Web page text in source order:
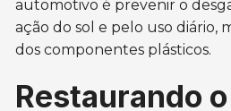
automotivo é prevenir o
ação do sol e pelo uso diário,
dos componentes plásticos.
Restaurando